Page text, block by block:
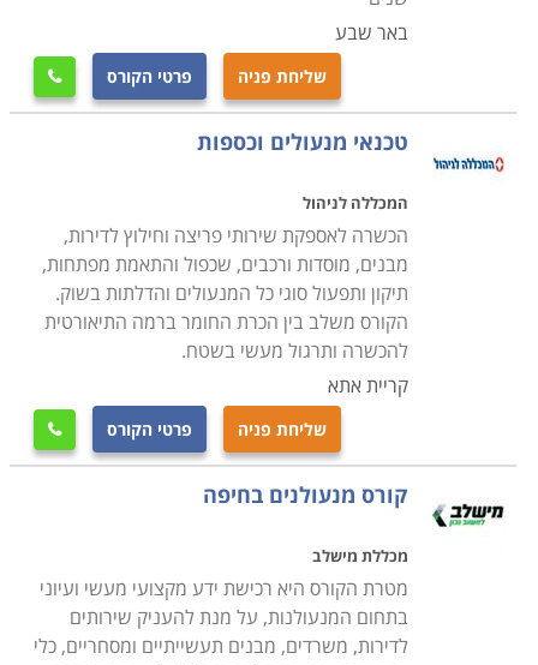
ניתן להשתלב במקומות עבודה רבים כשכיר או לחילופין
לפתוח עסק עצמאי.
היכן ניתן ללמוד
לימודי קורס מנעולנות מתקיימים במרכזי לימוד רבים,
בתכניות לימודים אישיות עם לווי מקצועי צמוד, כאשר חשוב
לוודא כי מקום הלימודים הינו עם וותק והמורים הינם מנוסים
בתחום, כמו גם כי התעודה הניתנת בסיומו של הקורס הינו
מקצועית ומוכרת בחברות המובילות בתחום זה.
בחלק ממוסדות הלימוד קיימת מערכת השמה של כוח אדם,
אשר מטרתה לסייע למסיימים את הקורס בהצלחה למצוא
מקום עבודה ולהשתלב מייד בשוק העבודה, לכן רצוי לבחור
קורס מנעולן במוסד לימודי אשר מעניק את השירות הזה על
מנת שתוכלו להתחיל בקריירה מצליחה מייד לאחר הקורס.
באר שבע
שליחת פניה פרטי הקורס 
טכנאי מנעולים וכספות
המכללה לניהול
הכשרה לאספקת שירותי פריצה וחילוץ לדירות,
מבנים, מוסדות ורכבים, שכפול והתאמת מפתחות,
תיקון ותפעול סוגי כל המנעולים והדלתות בשוק.
הקורס משלב בין הכרת החומר ברמה התיאורטית
להכשרה ותרגול מעשי בשטח.
קריית אתא
שליחת פניה פרטי הקורס 
קורס מנעולנים בחיפה
מכללת מישלב
מטרת הקורס היא רכישת ידע מקצועי מעשי ועיוני
בתחום המנעולנות, על מנת להעניק שירותים
לדירות, משרדים, מבנים תעשייתיים ומסחריים, כלי